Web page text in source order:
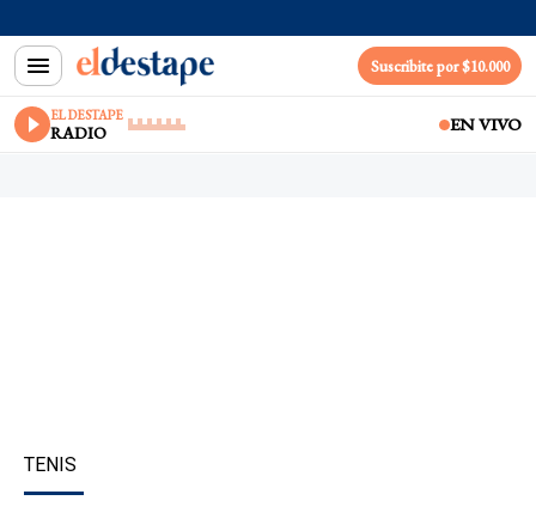
Suscribite por $10.000
EL DESTAPE
RADIO EN VIVO
TENIS